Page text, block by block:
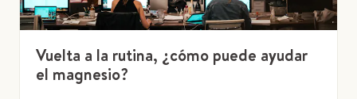
Vuelta a la rutina, ¿cómo puede ayudar
el magnesio?